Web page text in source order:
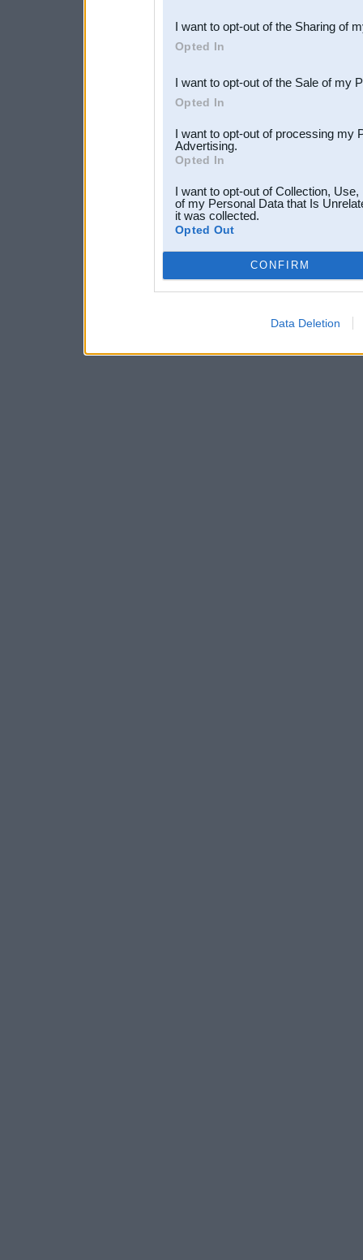
Downstream Participants
third parties.
I want to opt-out of the Sharing of
Opted In
I want to opt-out of the Sale of my
Opted In
I want to opt-out of processing my
Advertising.
Opted In
I want to opt-out of Collection,
of my Personal Data that Is
it was collected.
Opted Out
CONFIRM
Data Deletion